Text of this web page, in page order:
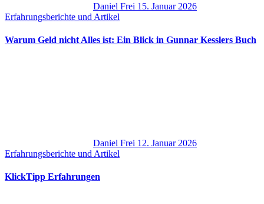
Daniel Frei 15. Januar 2026
Erfahrungsberichte und Artikel
Warum Geld nicht Alles ist: Ein Blick in Gunnar Kesslers Buch
Daniel Frei 12. Januar 2026
Erfahrungsberichte und Artikel
KlickTipp Erfahrungen